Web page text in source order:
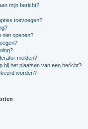
mijn bericht?
toevoegen?
niet openen?
melden?
bij het plaatsen van een bericht?
worden?